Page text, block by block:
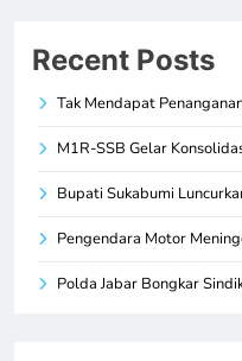
Recent Posts
Tak Mendapat
M1R-SSB Gelar
Bupati Sukabumi
Pengendara Motor
Polda Jabar Bongkar